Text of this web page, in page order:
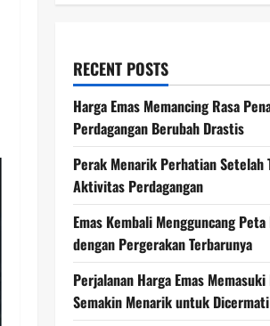
RECENT POSTS
Harga Emas Memancing Rasa
Perdagangan Berubah Drastis
Perak Menarik Perhatian Setelah
Aktivitas Perdagangan
Emas Kembali Mengguncang
dengan Pergerakan Terbarunya
Perjalanan Harga Emas Memasuki
Semakin Menarik untuk Dicermati